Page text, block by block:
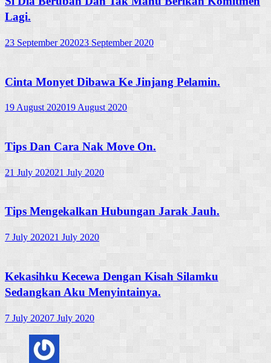
Lagi.
23 September 202023 September 2020
Cinta Monyet Dibawa Ke Jinjang Pelamin.
19 August 202019 August 2020
Tips Dan Cara Nak Move On.
21 July 202021 July 2020
Tips Mengekalkan Hubungan Jarak Jauh.
7 July 202021 July 2020
Kekasihku Kecewa Dengan Kisah Silamku
Sedangkan Aku Menyintainya.
7 July 20207 July 2020